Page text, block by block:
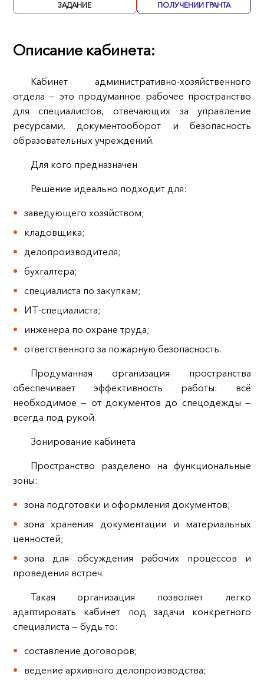
ЗАДАНИЕ
ПОЛУЧЕНИИ ГРАНТА
Описание кабинета:
Кабинет административно‑хозяйственного
отдела — это продуманное рабочее пространство
для специалистов, отвечающих за управление
ресурсами, документооборот и безопасность
образовательных учреждений.
Для кого предназначен
Решение идеально подходит для:
заведующего хозяйством;
кладовщика;
делопроизводителя;
бухгалтера;
специалиста по закупкам;
ИТ‑специалиста;
инженера по охране труда;
ответственного за пожарную безопасность.
Продуманная организация пространства
обеспечивает эффективность работы: всё
необходимое — от документов до спецодежды —
всегда под рукой.
Зонирование кабинета
Пространство разделено на функциональные
зоны:
зона подготовки и оформления документов;
зона хранения документации и материальных
ценностей;
зона для обсуждения рабочих процессов и
проведения встреч.
Такая организация позволяет легко
адаптировать кабинет под задачи конкретного
специалиста — будь то:
составление договоров;
ведение архивного делопроизводства;